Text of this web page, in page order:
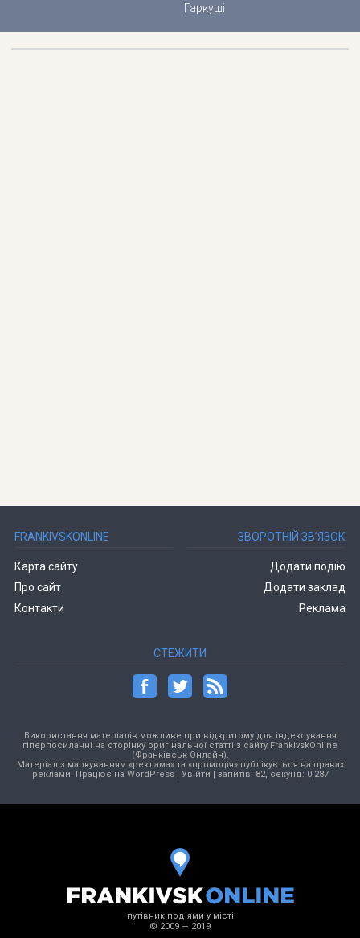
Гаркуші
FRANKIVSKONLINE
Карта сайту
Про сайт
Контакти
ЗВОРОТНІЙ ЗВ’ЯЗОК
Додати подію
Додати заклад
Реклама
СТЕЖИТИ
Використання матеріалів можливе при відкритому для індексування
гіперпосиланні на сторінку оригінальної статті з сайту FrankivskOnline
(Франківськ Онлайн).
Матеріал з маркуванням «реклама» та «промоція» публікується на правах
реклами. Працює на WordPress| Увійти | запитів: 82, секунд: 0,287
путівник подіями у місті
© 2009 — 2019